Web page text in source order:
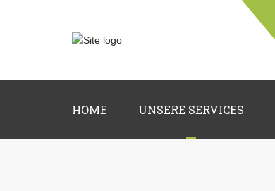
HOME UNSERE SERVICES